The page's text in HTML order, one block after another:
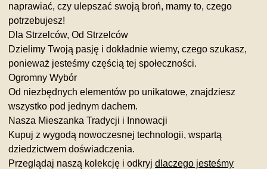
naprawiać, czy ulepszać swoją broń, mamy to, czego
potrzebujesz!
Dla Strzelców, Od Strzelców
Dzielimy Twoją pasję i dokładnie wiemy, czego szukasz,
ponieważ jesteśmy częścią tej społeczności.
Ogromny Wybór
Od niezbędnych elementów po unikatowe, znajdziesz
wszystko pod jednym dachem.
Nasza Mieszanka Tradycji i Innowacji
Kupuj z wygodą nowoczesnej technologii, wspartą
dziedzictwem doświadczenia.
Przeglądaj naszą kolekcję i odkryj dlaczego jesteśmy